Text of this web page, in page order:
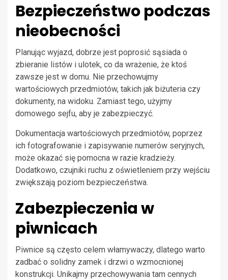
Bezpieczeństwo podczas
nieobecności
Planując wyjazd, dobrze jest poprosić sąsiada o
zbieranie listów i ulotek, co da wrażenie, że ktoś
zawsze jest w domu. Nie przechowujmy
wartościowych przedmiotów, takich jak biżuteria czy
dokumenty, na widoku. Zamiast tego, użyjmy
domowego sejfu, aby je zabezpieczyć.
Dokumentacja wartościowych przedmiotów, poprzez
ich fotografowanie i zapisywanie numerów seryjnych,
może okazać się pomocna w razie kradzieży.
Dodatkowo, czujniki ruchu z oświetleniem przy wejściu
zwiększają poziom bezpieczeństwa.
Zabezpieczenia w
piwnicach
Piwnice są często celem włamywaczy, dlatego warto
zadbać o solidny zamek i drzwi o wzmocnionej
konstrukcji. Unikajmy przechowywania tam cennych